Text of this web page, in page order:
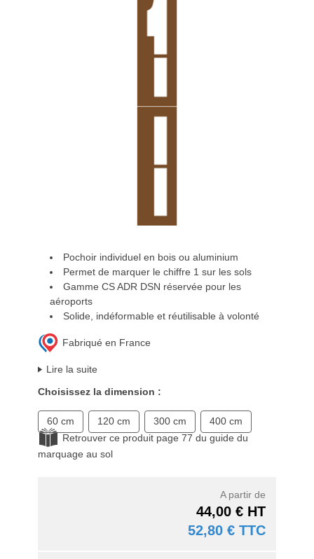
Pochoir individuel en bois ou aluminium
Permet de marquer le chiffre 1 sur les sols
Gamme CS ADR DSN réservée pour les
aéroports
Solide, indéformable et réutilisable à volonté
Fabriqué en France
Lire la suite
Choisissez la dimension :
60 cm 120 cm 300 cm
400 cm
Retrouver ce produit page 77 du guide du
marquage au sol
A partir de
44,00 € HT
52,80 € TTC